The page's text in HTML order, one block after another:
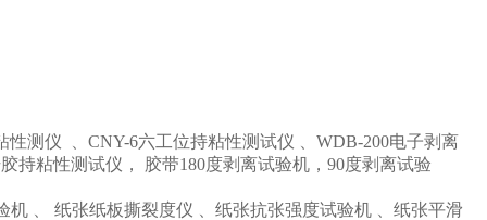
性测仪 、CNY-6六工位持粘性测试仪
、WDB-200电子剥离
持粘性测试仪， 胶带180度剥离试验机，90度剥离试验
机 纸张纸板撕裂度仪 、纸张抗张强度试验机
、纸张平滑